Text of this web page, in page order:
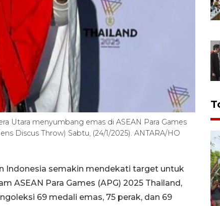
Utara menyumbang emas di ASEAN Para Games
Discus Throw) Sabtu, (24/1/2025). ANTARA/HO
Indonesia semakin mendekati target untuk
ASEAN Para Games (APG) 2025 Thailand,
69 medali emas, 75 perak, dan 69